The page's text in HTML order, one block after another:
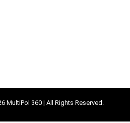
MultiPol 360 | All Rights Reserved.